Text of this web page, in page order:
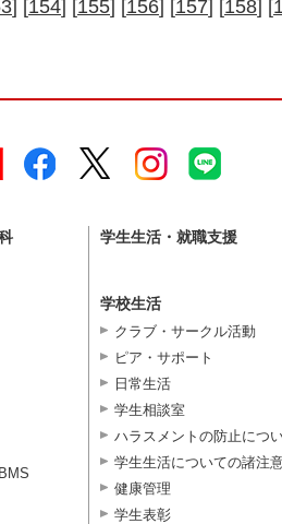
] [154] [155] [156] [157] [158] [
学生生活・就職支援
学校生活
クラブ・サークル活動
ピア・サポート
日常生活
学生相談室
ハラスメントの防止につ
学生生活についての諸注
健康管理
学生表彰